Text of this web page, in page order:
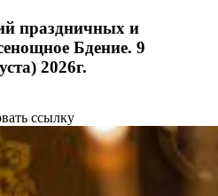
праздничных и
Бдение. 9
2026г.